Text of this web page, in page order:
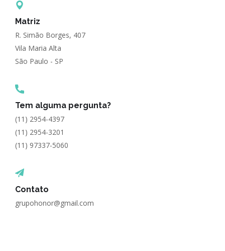
Matriz
R. Simão Borges, 407
Vila Maria Alta
São Paulo - SP
Tem alguma pergunta?
(11) 2954-4397
(11) 2954-3201
(11) 97337-5060
Contato
grupohonor@gmail.com